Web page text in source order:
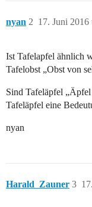
nyan 17. Juni 2016
2
Ist Tafelapfel ähnlich
Tafelobst „Obst von
Sind Tafeläpfel
Tafeläpfel eine
nyan
Harald_Zauner 3